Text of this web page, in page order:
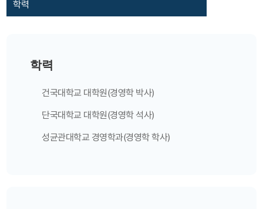
학력
건국대학교 대학원(경영학 박사)
단국대학교 대학원(경영학 석사)
성균관대학교 경영학과(경영학 학사)